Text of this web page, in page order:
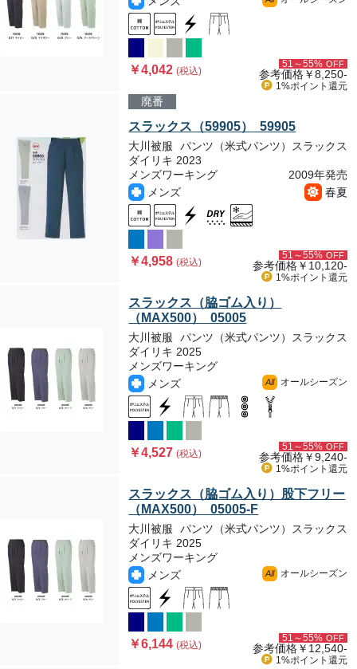
￥4,042(税込)
51～55% OFF
参考価格￥8,250-
1%ポイント 還元
廃番
スラックス（59905） 59905
大川被服
パンツ（米式パンツ）スラックス
ダイリキ 2023
メンズワーキング
2009年発売
メンズ
春夏
￥4,958(税込)
51～55% OFF
参考価格￥10,120-
1%ポイント 還元
スラックス（脇ゴム入り）
（MAX500） 05005
大川被服
パンツ（米式パンツ）スラックス
ダイリキ 2025
メンズワーキング
メンズ
All オールシーズン
￥4,527(税込)
51～55% OFF
参考価格￥9,240-
1%ポイント 還元
スラックス（脇ゴム入り）股下フリー
（MAX500） 05005-F
大川被服
パンツ（米式パンツ）スラックス
ダイリキ 2025
メンズワーキング
メンズ
All オールシーズン
￥6,144(税込)
51～55% OFF
参考価格￥12,540-
1%ポイント 還元